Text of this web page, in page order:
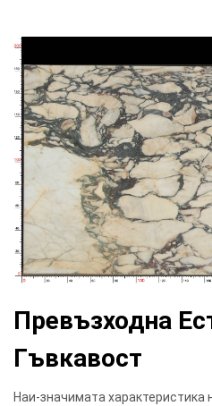
Превъзходна
Гъвкавост
Наи-значимата